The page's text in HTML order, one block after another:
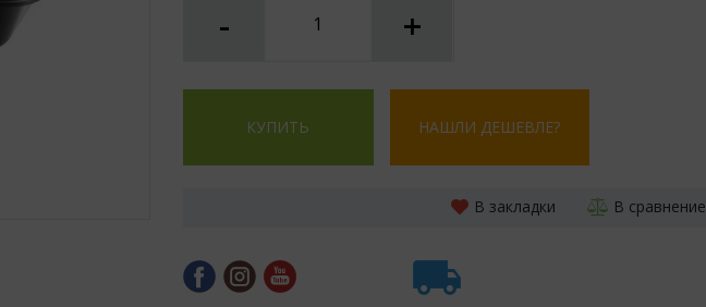
- +
КУПИТЬ НАШЛИ ДЕШЕВЛЕ?
В закладки В сравнение